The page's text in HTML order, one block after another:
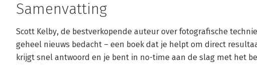
Samenvatting
Scott Kelby, de bestverkopende auteur over fotografische
geheel nieuws bedacht – een boek dat je helpt om direct
krijgt snel antwoord en je bent in no-time aan de slag met het